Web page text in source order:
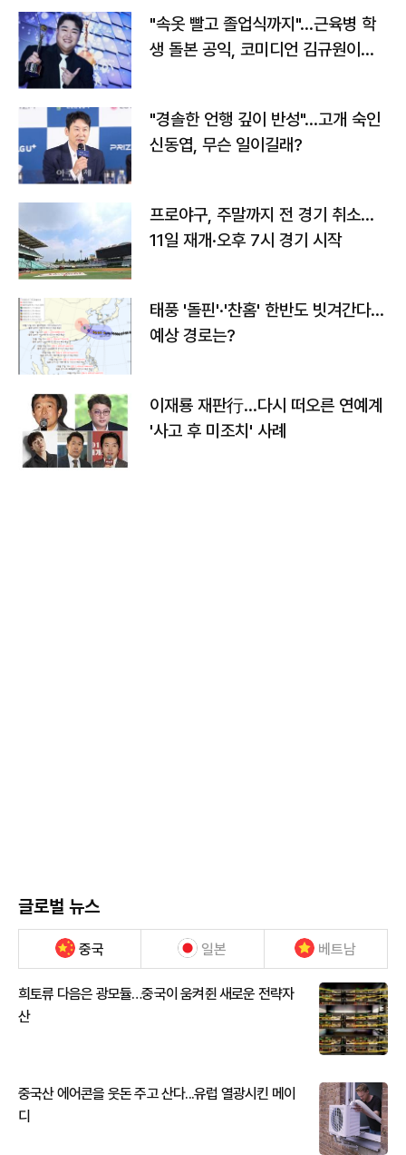
"속옷 빨고 졸업식까지"…근육병 학
생 돌본 공익, 코미디언 김규원이었
"경솔한 언행 깊이 반성"…고개 숙인
신동엽, 무슨 일이길래?
프로야구, 주말까지 전 경기 취소…
11일 재개·오후 7시 경기 시작
태풍 '돌핀'·'찬홈' 한반도 빗겨간다…
예상 경로는?
이재룡 재판行…다시 떠오른 연예계
'사고 후 미조치' 사례
글로벌 뉴스
중국 일본 베트남
희토류 다음은 광모듈…중국이 움켜쥔 새로운 전략자
산
중국산 에어콘을 웃돈 주고 산다...유럽 열광시킨 메이
디